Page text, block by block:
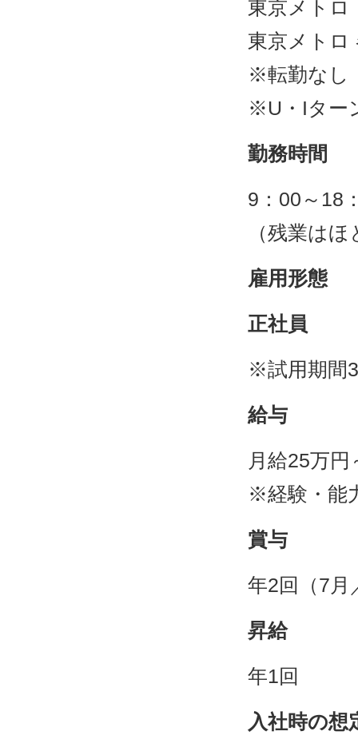
東京メトロ
東京メトロ
※転勤なし
※U・Iター
勤務時間
9：00～18
（残業は
雇用形態
正社員
※試用期間
給与
月給25万円
※経験・能
賞与
年2回（7月
昇給
年1回
入社時の想